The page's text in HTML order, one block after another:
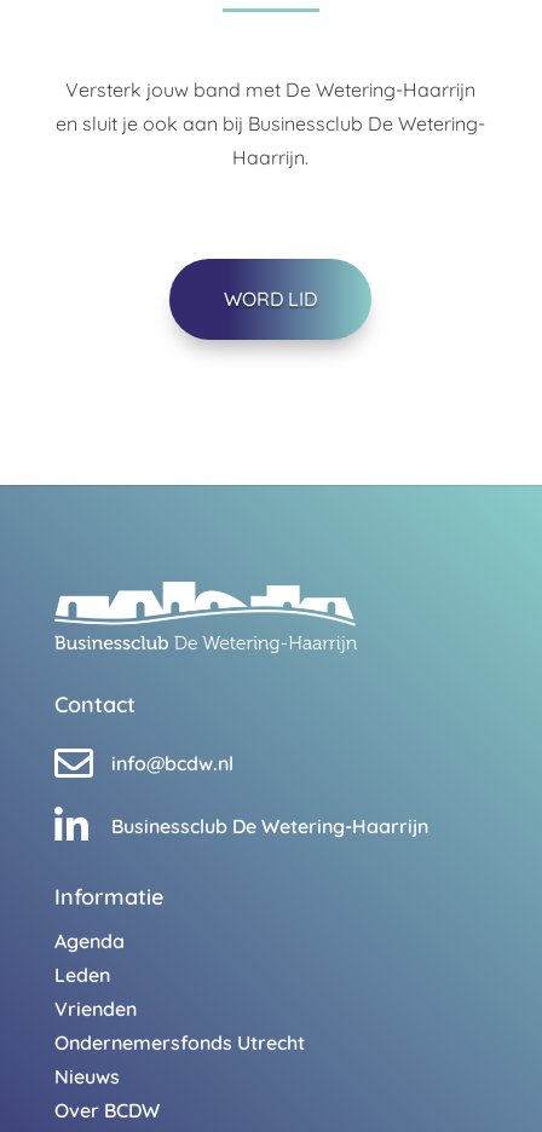
Versterk jouw band met De Wetering-Haarrijn
en sluit je ook aan bij Businessclub De Wetering-
Haarrijn.
WORD LID
Contact
 info@bcdw.nl
 Businessclub De Wetering-Haarrijn
Informatie
Agenda
Leden
Vrienden
Ondernemersfonds Utrecht
Nieuws
Over BCDW